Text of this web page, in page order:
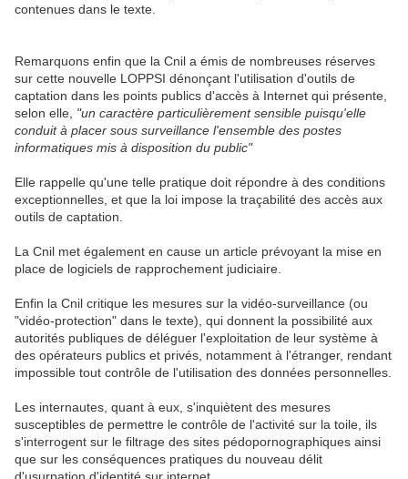
contenues dans le texte.
Remarquons enfin que la Cnil a émis de nombreuses réserves
sur cette nouvelle LOPPSI dénonçant l'utilisation d'outils de
captation dans les points publics d'accès à Internet qui présente,
selon elle, "un caractère particulièrement sensible puisqu'elle
conduit à placer sous surveillance l'ensemble des postes
informatiques mis à disposition du public"
Elle rappelle qu'une telle pratique doit répondre à des conditions
exceptionnelles, et que la loi impose la traçabilité des accès aux
outils de captation.
La Cnil met également en cause un article prévoyant la mise en
place de logiciels de rapprochement judiciaire.
Enfin la Cnil critique les mesures sur la vidéo-surveillance (ou
"vidéo-protection" dans le texte), qui donnent la possibilité aux
autorités publiques de déléguer l'exploitation de leur système à
des opérateurs publics et privés, notamment à l'étranger, rendant
impossible tout contrôle de l'utilisation des données personnelles.
Les internautes, quant à eux, s'inquiètent des mesures
susceptibles de permettre le contrôle de l'activité sur la toile, ils
s'interrogent sur le filtrage des sites pédopornographiques ainsi
que sur les conséquences pratiques du nouveau délit